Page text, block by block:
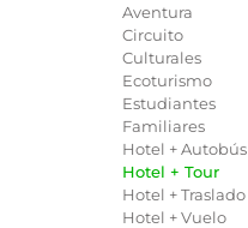
Aventura
Circuito
Culturales
Ecoturismo
Estudiantes
Familiares
Hotel + Autobús
Hotel + Tour
Hotel + Traslado
Hotel + Vuelo